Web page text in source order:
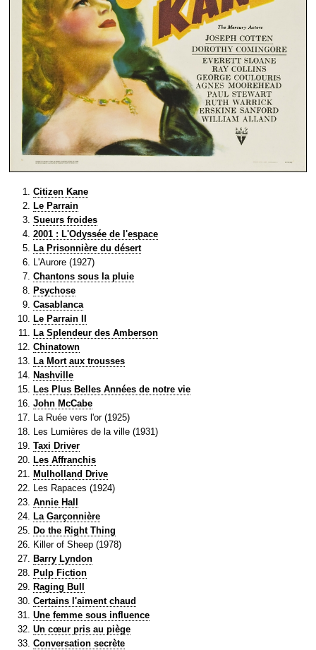
Citizen Kane
Le Parrain
Sueurs froides
2001 : L'Odyssée de l'espace
La Prisonnière du désert
L'Aurore (1927)
Chantons sous la pluie
Psychose
Casablanca
Le Parrain II
La Splendeur des Amberson
Chinatown
La Mort aux trousses
Nashville
Les Plus Belles Années de notre vie
John McCabe
La Ruée vers l'or (1925)
Les Lumières de la ville (1931)
Taxi Driver
Les Affranchis
Mulholland Drive
Les Rapaces (1924)
Annie Hall
La Garçonnière
Do the Right Thing
Killer of Sheep (1978)
Barry Lyndon
Pulp Fiction
Raging Bull
Certains l'aiment chaud
Une femme sous influence
Un cœur pris au piège
Conversation secrète